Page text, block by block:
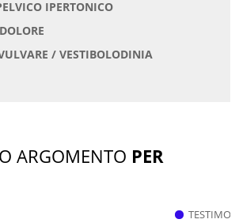
IPERTONICO
/ VESTIBOLODINIA
ARGOMENTO PER